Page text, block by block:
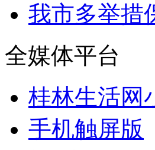
我市多举措
全媒体平台
桂林生活网
手机触屏版